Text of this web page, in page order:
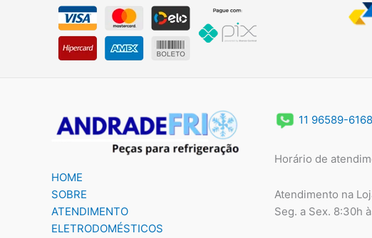
HOME
SOBRE
ATENDIMENTO
ELETRODOMÉSTICOS
11 96589-6168
Horário de
Atendimento na
Seg. a Sex. 8:30h